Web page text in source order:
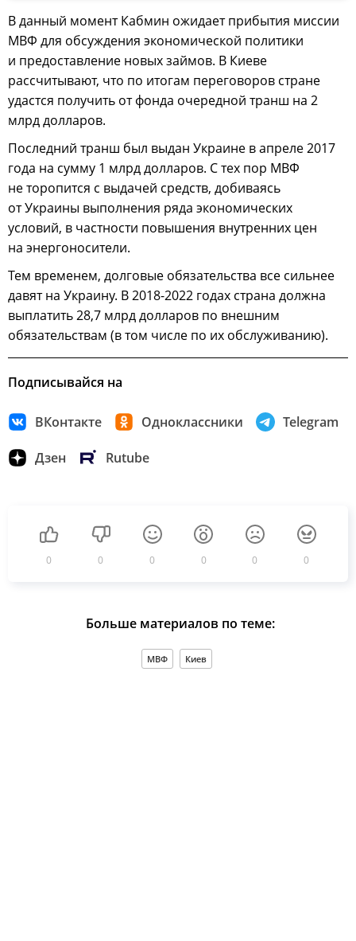
В данный момент Кабмин ожидает прибытия миссии
МВФ для обсуждения экономической политики
и предоставление новых займов. В Киеве
рассчитывают, что по итогам переговоров стране
удастся получить от фонда очередной транш на 2
млрд долларов.
Последний транш был выдан Украине в апреле 2017
года на сумму 1 млрд долларов. С тех пор МВФ
не торопится с выдачей средств, добиваясь
от Украины выполнения ряда экономических
условий, в частности повышения внутренних цен
на энергоносители.
Тем временем, долговые обязательства все сильнее
давят на Украину. В 2018-2022 годах страна должна
выплатить 28,7 млрд долларов по внешним
обязательствам (в том числе по их обслуживанию).
Подписывайся на
ВКонтакте Одноклассники Telegram
Дзен Rutube
0 0 0 0 0 0
Больше материалов по теме:
МВФ Киев